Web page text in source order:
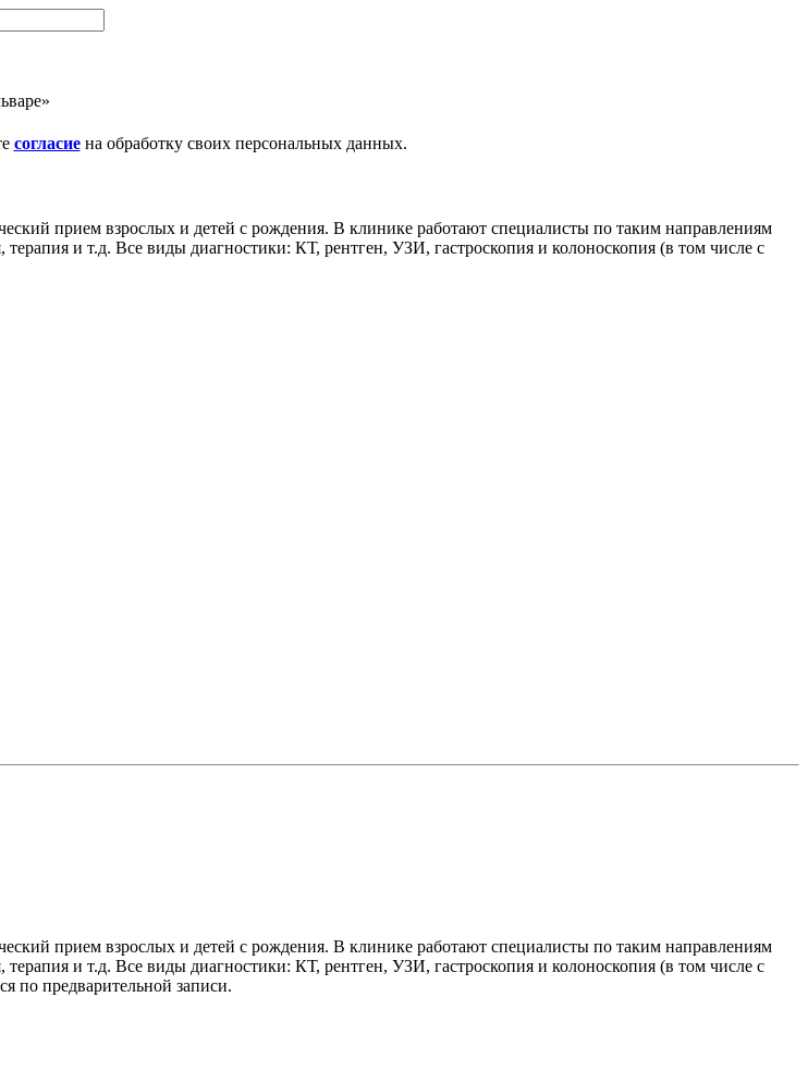
согласиена обработку своих персональных данных.
прием взрослых и детей с рождения. В клинике работают специалисты по таким направлениям
терапия и т.д. Все виды диагностики: КТ, рентген, УЗИ, гастроскопия и колоноскопия (в том числе с
прием взрослых и детей с рождения. В клинике работают специалисты по таким направлениям
терапия и т.д. Все виды диагностики: КТ, рентген, УЗИ, гастроскопия и колоноскопия (в том числе с
по предварительной записи.